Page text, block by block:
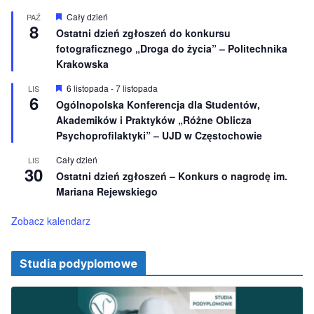
n
o
n
e
PAŹ
8
W
r
ó
ż
n
i
o
n
e
Cały dzień
Ostatni dzień zgłoszeń do konkursu
fotograficznego „Droga do życia” – Politechnika
Krakowska
LIS
6
W
r
ó
ż
n
o
n
e
6 listopada -7 listopada
Ogólnopolska Konferencja dla Studentów,
Akademików i Praktyków „Różne Oblicza
Psychoprofilaktyki” – UJD w Częstochowie
LIS
30
Cały dzień
Ostatni dzień zgłoszeń – Konkurs o nagrodę im.
Mariana Rejewskiego
Zobacz kalendarz
Studia podyplomowe